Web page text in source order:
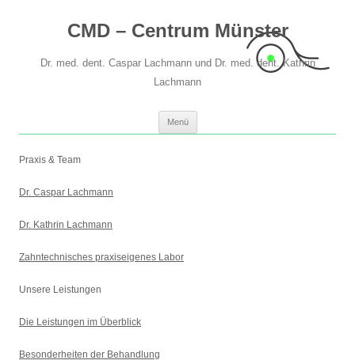
CMD – Centrum Münster
Dr. med. dent. Caspar Lachmann und Dr. med. dent. Kathrin
Lachmann
Menü
Inhalt
Praxis & Team
Dr. Caspar Lachmann
Dr. Kathrin Lachmann
Zahntechnisches praxiseigenes Labor
Unsere Leistungen
Die Leistungen im Überblick
Besonderheiten der Behandlung